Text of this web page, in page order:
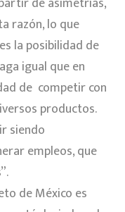
razón, lo que
la posibilidad de
igual que en
de competir con
productos.
siendo
empleos, que
de México es